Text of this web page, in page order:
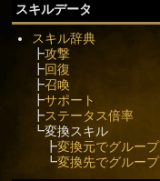
スキルデータ
スキル辞典
┣攻撃
┣回復
┣召喚
┣サポート
┣ステータス倍率
┗変換スキル
┣変換元でグループ
┗変換先でグループ